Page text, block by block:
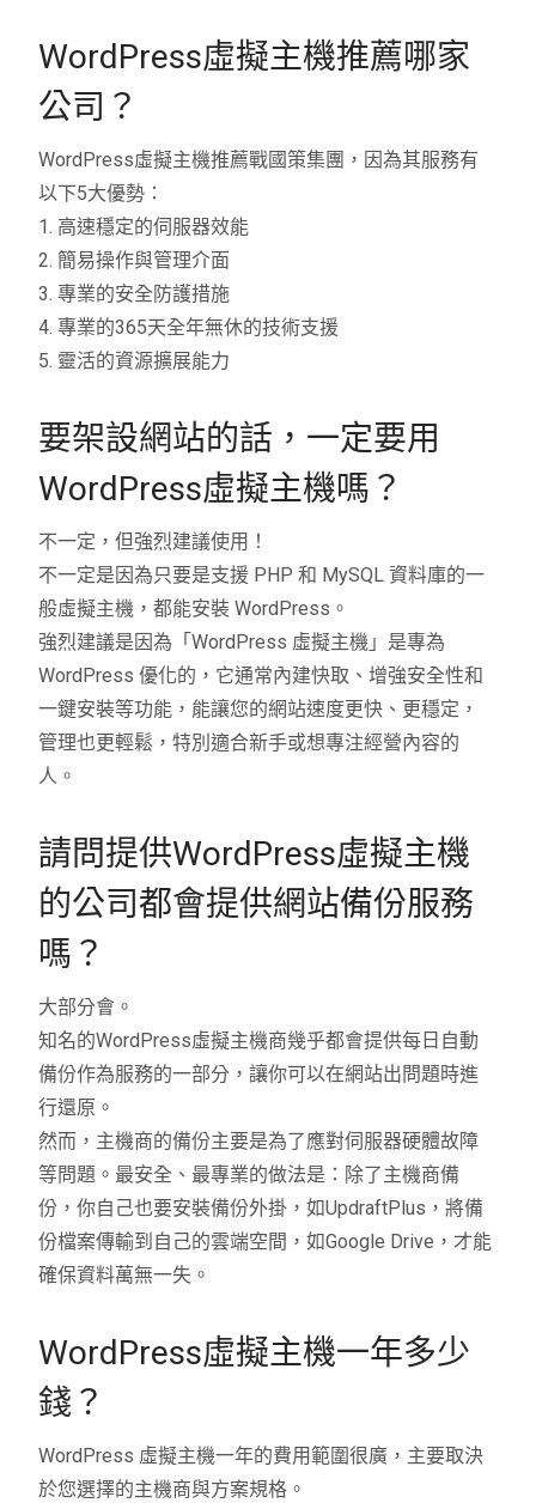
WordPress虛擬主機推薦哪家
公司？
WordPress虛擬主機推薦戰國策集團，因為其服務有
以下5大優勢：
1. 高速穩定的伺服器效能
2. 簡易操作與管理介面
3. 專業的安全防護措施
4. 專業的365天全年無休的技術支援
5. 靈活的資源擴展能力
要架設網站的話，一定要用
WordPress虛擬主機嗎？
不一定，但強烈建議使用！
不一定是因為只要是支援 PHP 和 MySQL 資料庫的一
般虛擬主機，都能安裝 WordPress。
強烈建議是因為「WordPress 虛擬主機」是專為
WordPress 優化的，它通常內建快取、增強安全性和
一鍵安裝等功能，能讓您的網站速度更快、更穩定，
管理也更輕鬆，特別適合新手或想專注經營內容的
人。
請問提供WordPress虛擬主機
的公司都會提供網站備份服務
嗎？
大部分會。
知名的WordPress虛擬主機商幾乎都會提供每日自動
備份作為服務的一部分，讓你可以在網站出問題時進
行還原。
然而，主機商的備份主要是為了應對伺服器硬體故障
等問題。最安全、最專業的做法是：除了主機商備
份，你自己也要安裝備份外掛，如UpdraftPlus，將備
份檔案傳輸到自己的雲端空間，如Google Drive，才能
確保資料萬無一失。
WordPress虛擬主機一年多少
錢？
WordPress 虛擬主機一年的費用範圍很廣，主要取決
於您選擇的主機商與方案規格。